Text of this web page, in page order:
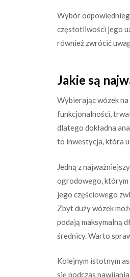
Wybór
częstotliwości jego
również zwrócić
Jakie są
Wybierając wózek
funkcjonalności,
dlatego dokładna
to inwestycja, która
Jedną z
ogrodowego, którym
jego częściowego
Zbyt duży wózek
podają maksymalną
średnicy. Warto
Kolejnym istotnym
się podczas